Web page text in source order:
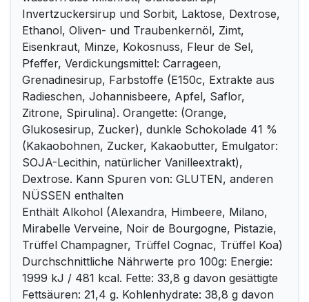
Invertzuckersirup und Sorbit, Laktose, Dextrose,
Ethanol, Oliven- und Traubenkernöl, Zimt,
Eisenkraut, Minze, Kokosnuss, Fleur de Sel,
Pfeffer, Verdickungsmittel: Carrageen,
Grenadinesirup, Farbstoffe (E150c, Extrakte aus
Radieschen, Johannisbeere, Apfel, Saflor,
Zitrone, Spirulina). Orangette: (Orange,
Glukosesirup, Zucker), dunkle Schokolade 41 %
(Kakaobohnen, Zucker, Kakaobutter, Emulgator:
SOJA-Lecithin, natürlicher Vanilleextrakt),
Dextrose. Kann Spuren von: GLUTEN, anderen
NÜSSEN enthalten
Enthält Alkohol (Alexandra, Himbeere, Milano,
Mirabelle Verveine, Noir de Bourgogne, Pistazie,
Trüffel Champagner, Trüffel Cognac, Trüffel Koa)
Durchschnittliche Nährwerte pro 100g: Energie:
1999 kJ / 481 kcal. Fette: 33,8 g davon gesättigte
Fettsäuren: 21,4 g. Kohlenhydrate: 38,8 g davon